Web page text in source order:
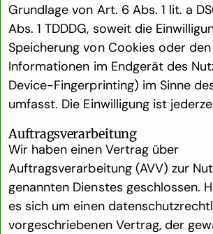
Grundlage von Art. 6 Abs. 1 lit. a
Abs. 1 TDDDG, soweit die
Speicherung von Cookies oder
Informationen im Endgerät des
Device-Fingerprinting) im Sinne
umfasst. Die Einwilligung ist
Auftragsverarbeitung
Wir haben einen Vertrag über
Auftragsverarbeitung (AVV) zur
genannten Dienstes geschlossen.
es sich um einen
vorgeschriebenen Vertrag, der